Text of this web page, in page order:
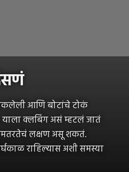
आणि बोटांचे टोकं
क्लबिंग असं म्हटलं जातं
लक्षण असू शकतं.
राहिल्यास अशी समस्या